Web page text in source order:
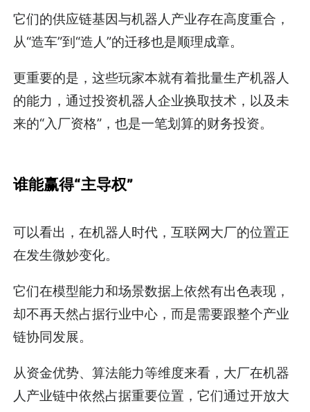
它们的供应链基因与机器人产业存在高度重合，
从“造车”到“造人”的迁移也是顺理成章。
更重要的是，这些玩家本就有着批量生产机器人
的能力，通过投资机器人企业换取技术，以及未
来的“入厂资格”，也是一笔划算的财务投资。
谁能赢得“主导权”
可以看出，在机器人时代，互联网大厂的位置正
在发生微妙变化。
它们在模型能力和场景数据上依然有出色表现，
却不再天然占据行业中心，而是需要跟整个产业
链协同发展。
从资金优势、算法能力等维度来看，大厂在机器
人产业链中依然占据重要位置，它们通过开放大